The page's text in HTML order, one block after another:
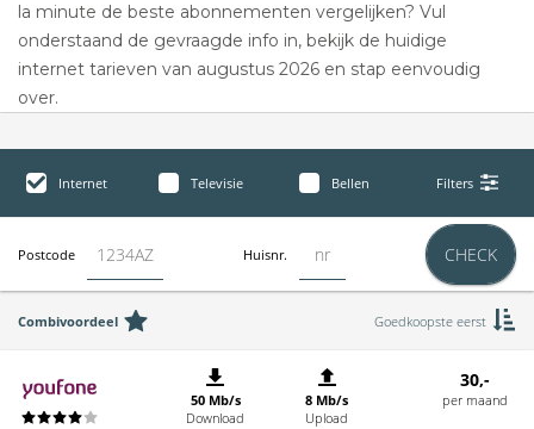
la minute de beste abonnementen vergelijken? Vul
onderstaand de gevraagde info in, bekijk de huidige
internet tarieven van augustus 2026 en stap eenvoudig
over.
Internet Televisie Bellen Filters
Postcode Huisnr. CHECK
Combivoordeel Goedkoopste eerst
50 Mb/s
Download
8 Mb/s
Upload
30,-
per maand